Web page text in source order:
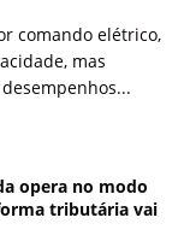
comando elétrico,
mas
opera no modo
tributária vai